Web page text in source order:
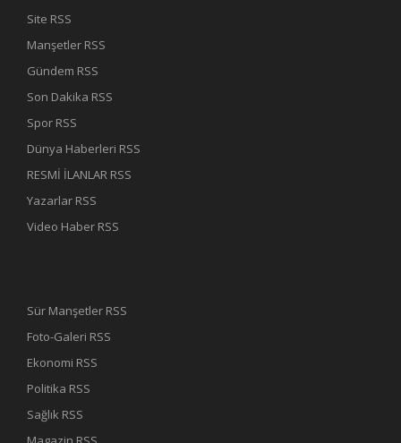
Site RSS
Manşetler RSS
Gündem RSS
Son Dakika RSS
Spor RSS
Dünya Haberleri RSS
RESMİ İLANLAR RSS
Yazarlar RSS
Video Haber RSS
Sür Manşetler RSS
Foto-Galeri RSS
Ekonomi RSS
Politika RSS
Sağlık RSS